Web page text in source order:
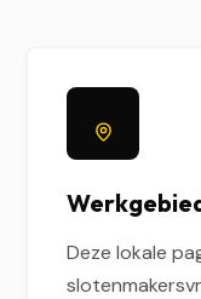
Deze lokale